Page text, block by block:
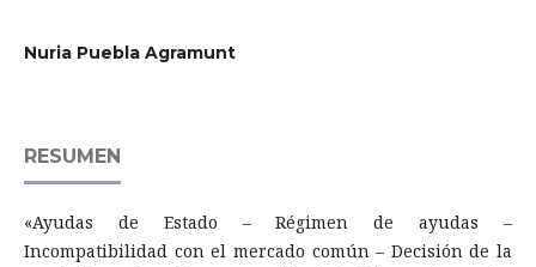
Nuria Puebla Agramunt
RESUMEN
«Ayudas de Estado – Régimen de ayudas –
Incompatibilidad con el mercado común – Decisión de la